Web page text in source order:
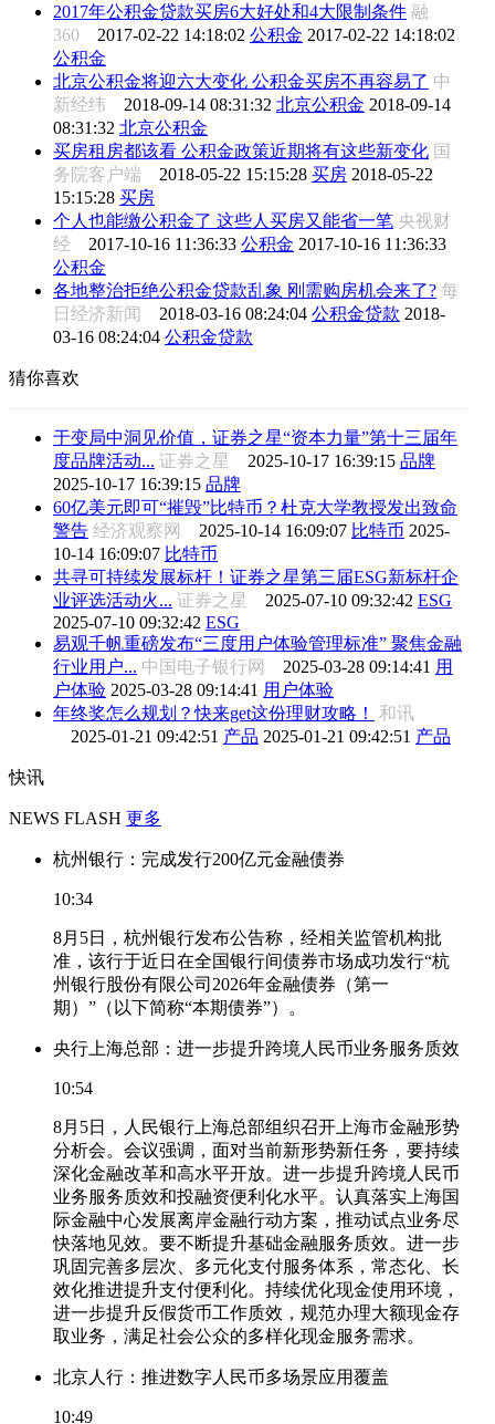
2017年公积金贷款买房6大好处和4大限制条件 融
360 2017-02-22 14:18:02 公积金 2017-02-22 14:18:02
公积金
北京公积金将迎六大变化 公积金买房不再容易了 中
新经纬 2018-09-14 08:31:32 北京公积金 2018-09-14
08:31:32 北京公积金
买房租房都该看 公积金政策近期将有这些新变化 国
务院客户端 2018-05-22 15:15:28 买房 2018-05-22
15:15:28 买房
个人也能缴公积金了 这些人买房又能省一笔 央视财
经 2017-10-16 11:36:33 公积金 2017-10-16 11:36:33
公积金
各地整治拒绝公积金贷款乱象 刚需购房机会来了? 每
日经济新闻 2018-03-16 08:24:04 公积金贷款 2018-
03-16 08:24:04 公积金贷款
猜你喜欢
于变局中洞见价值，证券之星“资本力量”第十三届年
度品牌活动... 证券之星 2025-10-17 16:39:15 品牌
2025-10-17 16:39:15 品牌
60亿美元即可“摧毁”比特币？杜克大学教授发出致命
警告 经济观察网 2025-10-14 16:09:07 比特币 2025-
10-14 16:09:07 比特币
共寻可持续发展标杆！证券之星第三届ESG新标杆企
业评选活动火... 证券之星 2025-07-10 09:32:42 ESG
2025-07-10 09:32:42 ESG
易观千帆重磅发布“三度用户体验管理标准” 聚焦金融
行业用户... 中国电子银行网 2025-03-28 09:14:41 用
户体验 2025-03-28 09:14:41 用户体验
年终奖怎么规划？快来get这份理财攻略！
和讯
2025-01-21 09:42:51 产品 2025-01-21 09:42:51 产品
快讯
NEWS FLASH 更多
杭州银行：完成发行200亿元金融债券
10:34
8月5日，杭州银行发布公告称，经相关监管机构批
准，该行于近日在全国银行间债券市场成功发行“杭
州银行股份有限公司2026年金融债券（第一
期）”（以下简称“本期债券”）。
央行上海总部：进一步提升跨境人民币业务服务质效
10:54
8月5日，人民银行上海总部组织召开上海市金融形势
分析会。会议强调，面对当前新形势新任务，要持续
深化金融改革和高水平开放。进一步提升跨境人民币
业务服务质效和投融资便利化水平。认真落实上海国
际金融中心发展离岸金融行动方案，推动试点业务尽
快落地见效。要不断提升基础金融服务质效。进一步
巩固完善多层次、多元化支付服务体系，常态化、长
效化推进提升支付便利化。持续优化现金使用环境，
进一步提升反假货币工作质效，规范办理大额现金存
取业务，满足社会公众的多样化现金服务需求。
北京人行：推进数字人民币多场景应用覆盖
10:49